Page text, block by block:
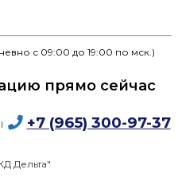
с 09:00 до 19:00 по мск.)
прямо сейчас
+7 (965) 300-97-37
Дельта"